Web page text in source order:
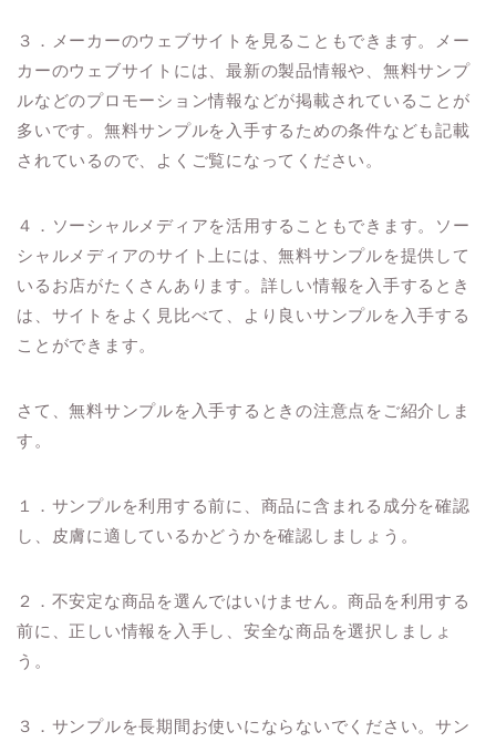
３．メーカーのウェブサイトを見ることもできます。メー
カーのウェブサイトには、最新の製品情報や、無料サンプ
ルなどのプロモーション情報などが掲載されていることが
多いです。無料サンプルを入手するための条件なども記載
されているので、よくご覧になってください。
４．ソーシャルメディアを活用することもできます。ソー
シャルメディアのサイト上には、無料サンプルを提供して
いるお店がたくさんあります。詳しい情報を入手するとき
は、サイトをよく見比べて、より良いサンプルを入手する
ことができます。
さて、無料サンプルを入手するときの注意点をご紹介しま
す。
１．サンプルを利用する前に、商品に含まれる成分を確認
し、皮膚に適しているかどうかを確認しましょう。
２．不安定な商品を選んではいけません。商品を利用する
前に、正しい情報を入手し、安全な商品を選択しましょ
う。
３．サンプルを長期間お使いにならないでください。サン